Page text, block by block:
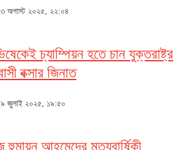
অগাস্ট ২০২৫, ২২:০৪
চ্যাম্পিয়ন হতে চান যুক্তরাষ্ট্র
বক্সার জিনাত
জুলাই ২০২৫, ১৯:৫০
আহমেদের মৃত্যুবার্ষিকী